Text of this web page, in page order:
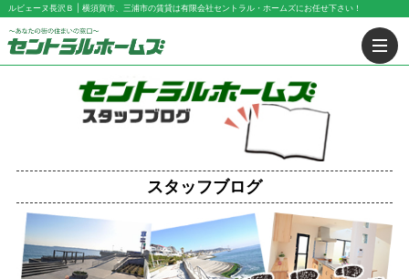
ルビェーヌ長沢Ｂ | 横須賀市、三浦市の賃貸は有限会社セントラル・ホームズにお任せ下さい！
スタッフブログ